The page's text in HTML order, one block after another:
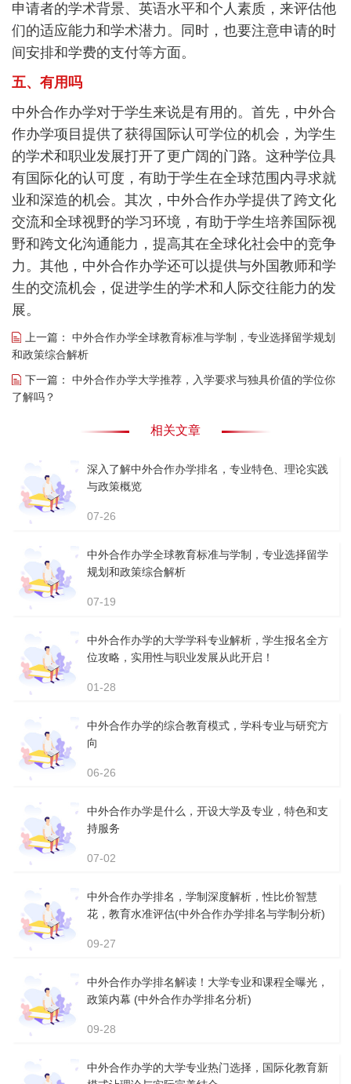
申请者的学术背景、英语水平和个人素质，来评估他
们的适应能力和学术潜力。同时，也要注意申请的时
间安排和学费的支付等方面。
五、有用吗
中外合作办学对于学生来说是有用的。首先，中外合
作办学项目提供了获得国际认可学位的机会，为学生
的学术和职业发展打开了更广阔的门路。这种学位具
有国际化的认可度，有助于学生在全球范围内寻求就
业和深造的机会。其次，中外合作办学提供了跨文化
交流和全球视野的学习环境，有助于学生培养国际视
野和跨文化沟通能力，提高其在全球化社会中的竞争
力。其他，中外合作办学还可以提供与外国教师和学
生的交流机会，促进学生的学术和人际交往能力的发
展。
上一篇： 中外合作办学全球教育标准与学制，专业选择留学规划
和政策综合解析
下一篇： 中外合作办学大学推荐，入学要求与独具价值的学位你
了解吗？
相关文章
深入了解中外合作办学排名，专业特色、理论实践
与政策概览
07-26
中外合作办学全球教育标准与学制，专业选择留学
规划和政策综合解析
07-19
中外合作办学的大学学科专业解析，学生报名全方
位攻略，实用性与职业发展从此开启！
01-28
中外合作办学的综合教育模式，学科专业与研究方
向
06-26
中外合作办学是什么，开设大学及专业，特色和支
持服务
07-02
中外合作办学排名，学制深度解析，性比价智慧
花，教育水准评估(中外合作办学排名与学制分析)
09-27
中外合作办学排名解读！大学专业和课程全曝光，
政策内幕 (中外合作办学排名分析)
09-28
中外合作办学的大学专业热门选择，国际化教育新